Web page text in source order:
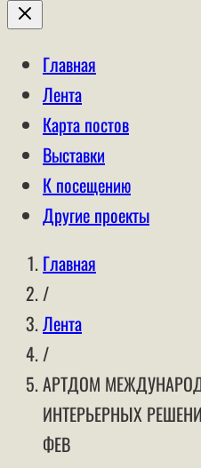
Главная
Лента
Карта постов
Выставки
К посещению
Другие проекты
Главная
/
Лента
/
АРТДОМ
ИНТЕРЬЕРНЫХ
ФЕВ